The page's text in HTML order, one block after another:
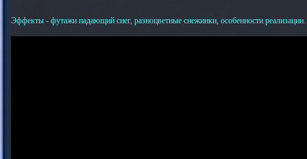
Эффекты - футажи падающий снег, разноцветные снежинки, особенности реализации.